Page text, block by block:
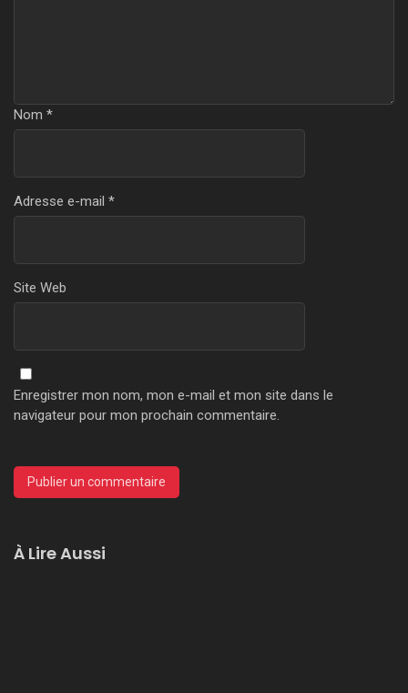
Nom *
Adresse e-mail *
Site Web
Enregistrer mon nom, mon e-mail et mon site dans le
navigateur pour mon prochain commentaire.
À Lire Aussi